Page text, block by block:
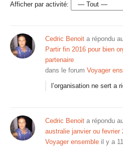
Afficher par activité:
Cedric Benoit a répondu
Partir fin 2016 pour bien
partenaire
dans le forum Voyager
l’organisation ne sert a
Cedric Benoit a répondu
australie janvier ou fevrier
Voyager ensemble il y a